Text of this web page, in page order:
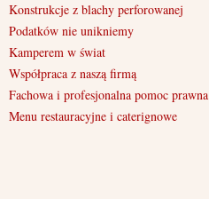
Konstrukcje z blachy perforowanej
Podatków nie unikniemy
Kamperem w świat
Współpraca z naszą firmą
Fachowa i profesjonalna pomoc prawna
Menu restauracyjne i caterignowe